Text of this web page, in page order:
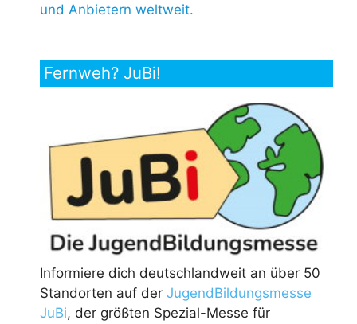
und Anbietern weltweit.
Fernweh? JuBi!
Informiere dich deutschlandweit an über 50
Standorten auf der JugendBildungsmesse
JuBi, der größten Spezial-Messe für